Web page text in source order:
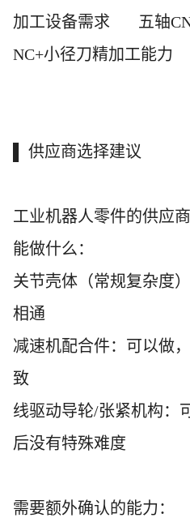
加工设备需求
五轴
NC+小径刀精加工能力
▌ 供应商选择建议
工业机器人零件的供应
能做什么：
关节壳体（常规复杂度
相通
减速机配合件：可以做
致
线驱动导轮/张紧机构：
后没有特殊难度
需要额外确认的能力：